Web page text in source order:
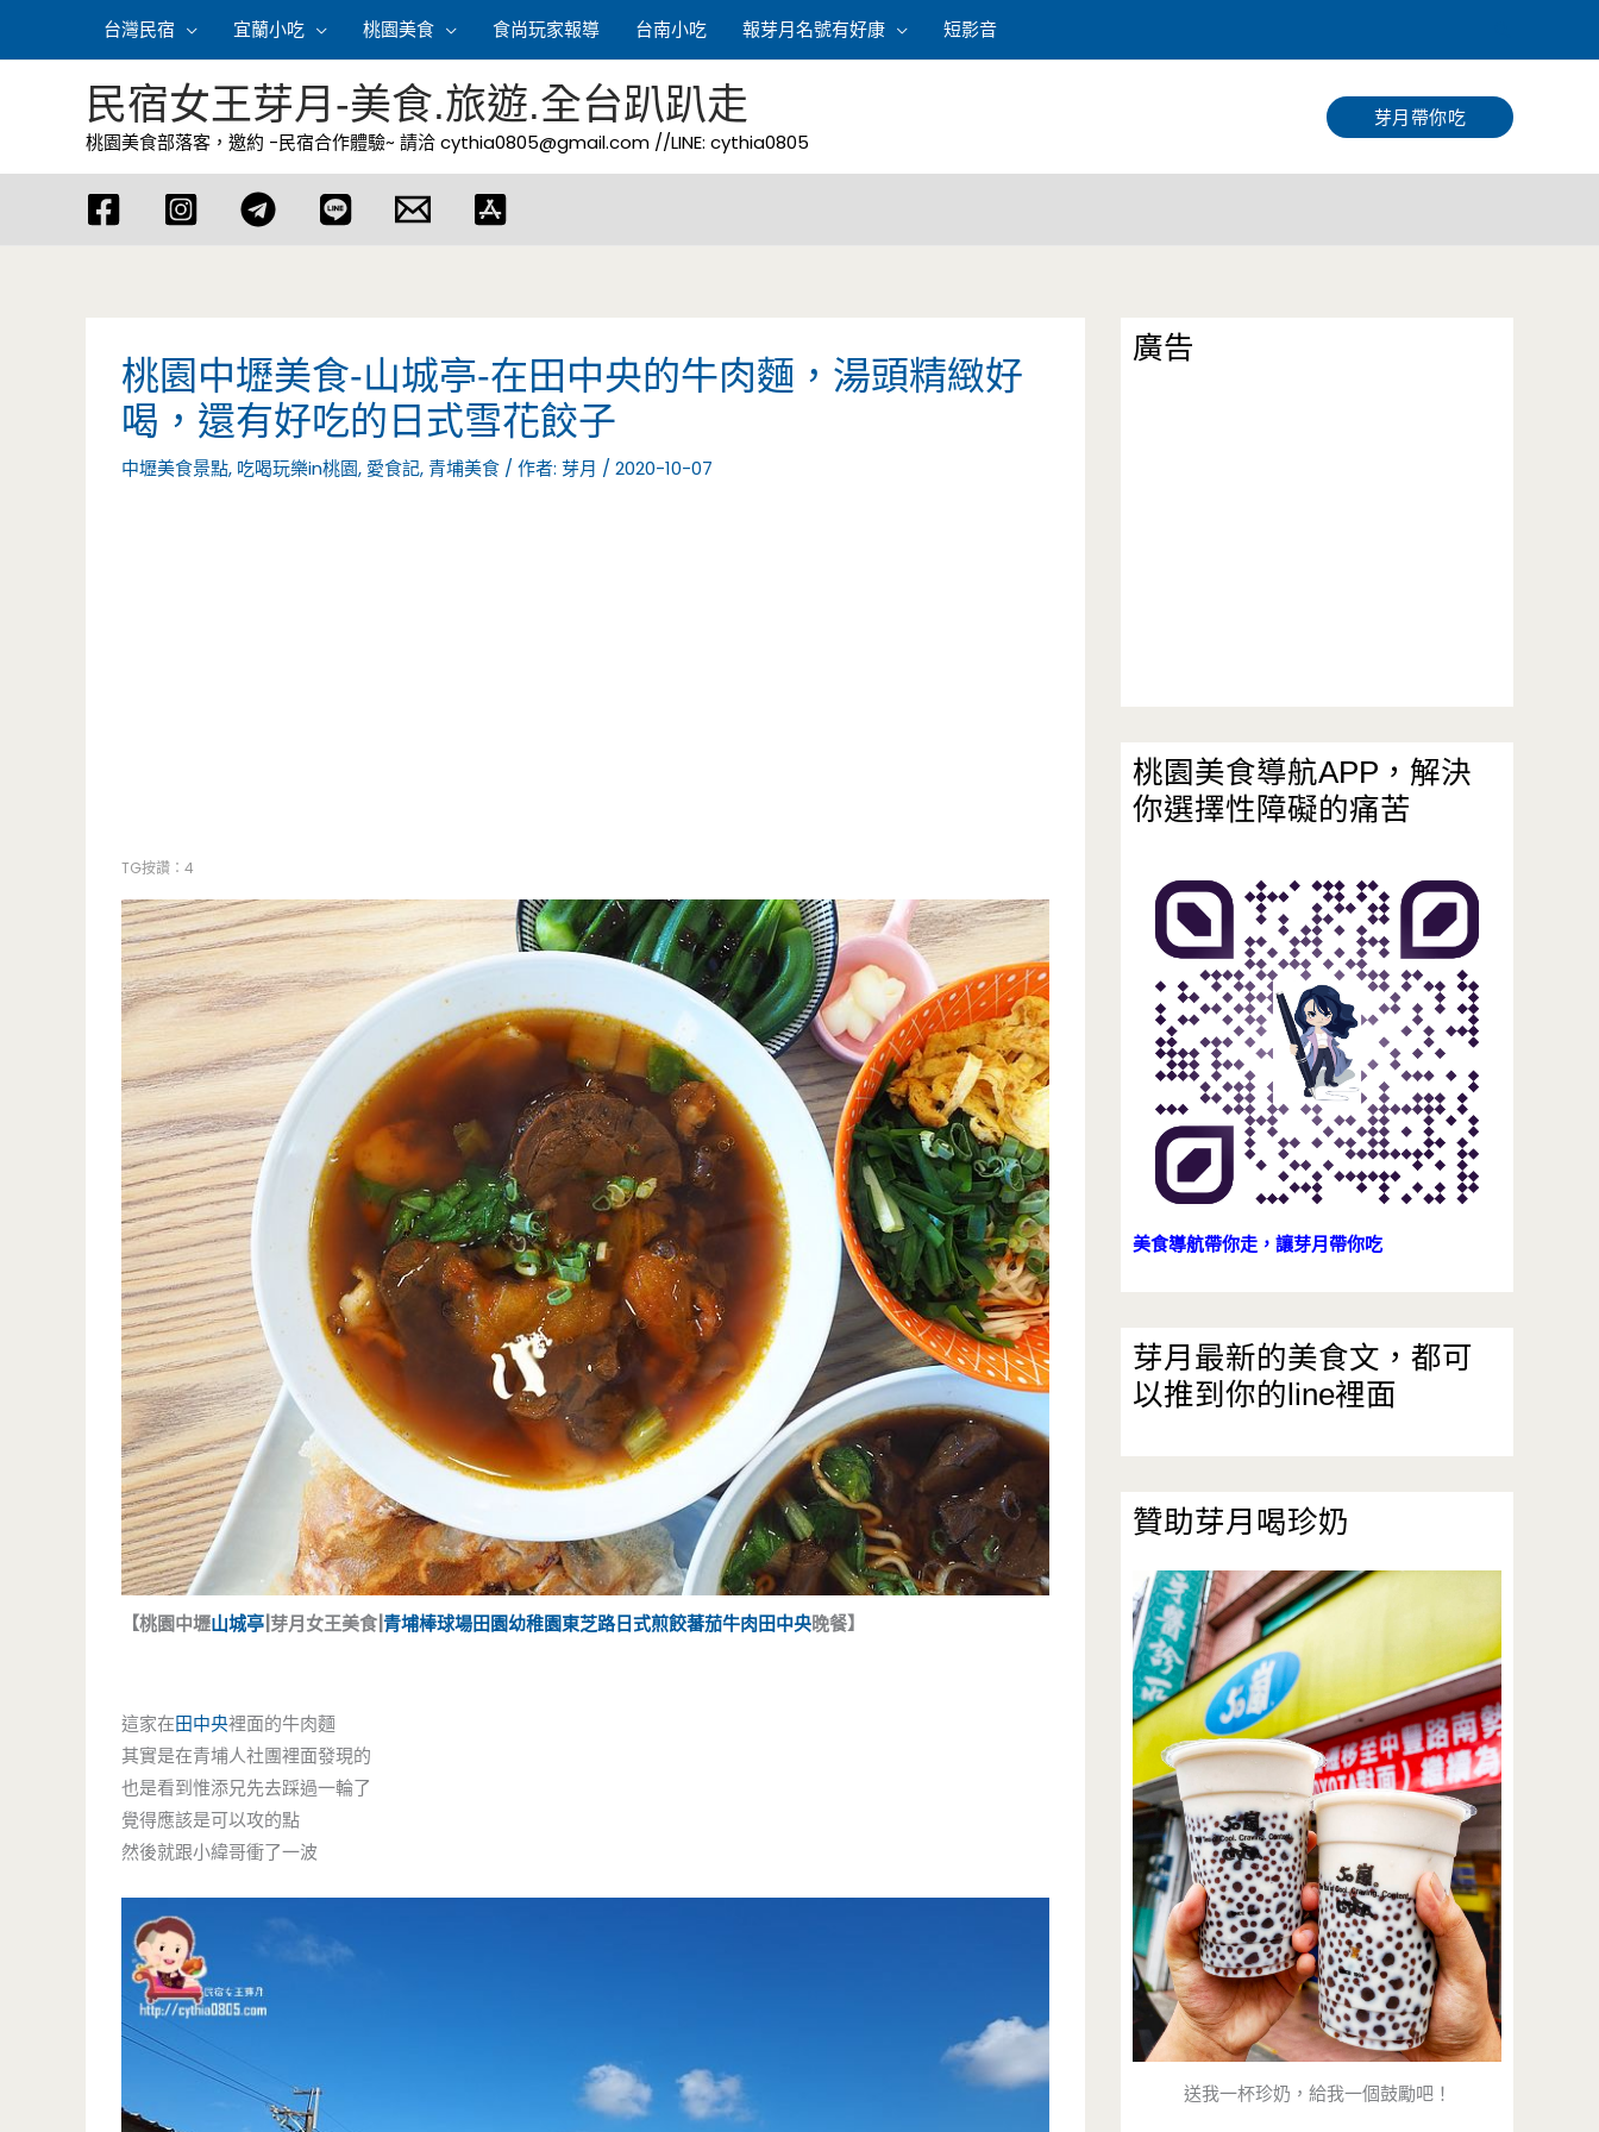
容
台灣民宿 宜蘭小吃 桃園美食 食尚玩家報導 台南小吃 報芽月名號有好康 短影音
尋
民宿女王芽月-美食.旅遊.全台趴趴走
桃園美食部落客，邀約 -民宿合作體驗~ 請洽cythia0805@gmail.com //LINE: cythia0805
芽月帶你吃
桃園中壢美食-山城亭-在田中央的牛肉麵，湯頭精緻好
喝，還有好吃的日式雪花餃子
中壢美食景點, 吃喝玩樂in桃園, 愛食記,青埔美食 / 作者: 芽月 / 2020-10-07
TG按讚：4
【桃園中壢山城亭 |芽月女王美食| 青埔棒球場田園幼稚園東芝路日式煎餃蕃茄牛肉田中央晚餐】
這家在田中央裡面的牛肉麵
其實是在青埔人社團裡面發現的
也是看到惟添兄先去踩過一輪了
覺得應該是可以攻的點
然後就跟小緯哥衝了一波
廣告
桃園美食導航APP，解決
你選擇性障礙的痛苦
美食導航帶你走，讓芽月帶你吃
芽月最新的美食文，都可
以推到你的line裡面
贊助芽月喝珍奶
送我一杯珍奶，給我一個鼓勵吧！